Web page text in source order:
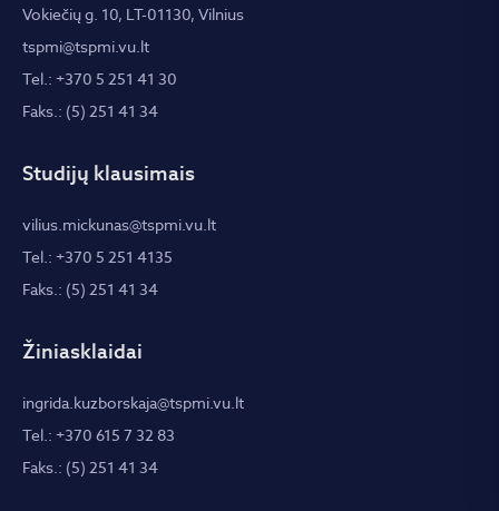
Vokiečių g. 10, LT-01130, Vilnius
tspmi@tspmi.vu.lt
Tel.: +370 5 251 41 30
Faks.: (5) 251 41 34
Studijų klausimais
vilius.mickunas@tspmi.vu.lt
Tel.: +370 5 251 4135
Faks.: (5) 251 41 34
Žiniasklaidai
ingrida.kuzborskaja@tspmi.vu.lt
Tel.: +370 615 7 32 83
Faks.: (5) 251 41 34